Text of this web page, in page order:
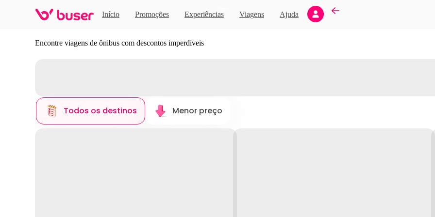
Início Promoções Experiências Viagens Ajuda
Descubra novos destinos
Encontre viagens de ônibus com descontos imperdíveis
Todos os destinos Menor preço